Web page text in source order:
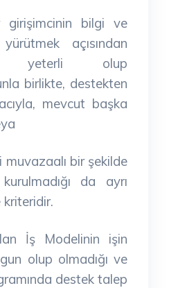
girişimcinin bilgi ve
açısından
yeterli olup
birlikte, destekten
mevcut başka
bir şekilde
da ayrı
İş Modelinin işin
olup olmadığı ve
destek talep